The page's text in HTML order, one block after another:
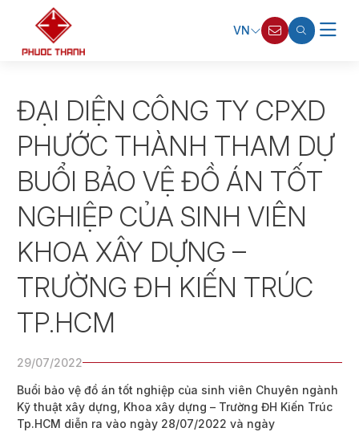
VN
ĐẠI DIỆN CÔNG TY CPXD
PHƯỚC THÀNH THAM DỰ
BUỔI BẢO VỆ ĐỒ ÁN TỐT
NGHIỆP CỦA SINH VIÊN
KHOA XÂY DỰNG –
TRƯỜNG ĐH KIẾN TRÚC
TP.HCM
29/07/2022
Buổi bảo vệ đồ án tốt nghiệp của sinh viên Chuyên ngành
Kỹ thuật xây dựng, Khoa xây dựng – Trường ĐH Kiến Trúc
Tp.HCM diễn ra vào ngày 28/07/2022 và ngày